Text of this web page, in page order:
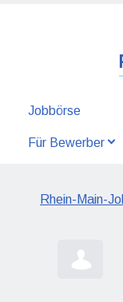
Jobbörse
Für Bewerber
Rhein-Main-